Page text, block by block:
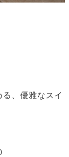
、優雅なスイ